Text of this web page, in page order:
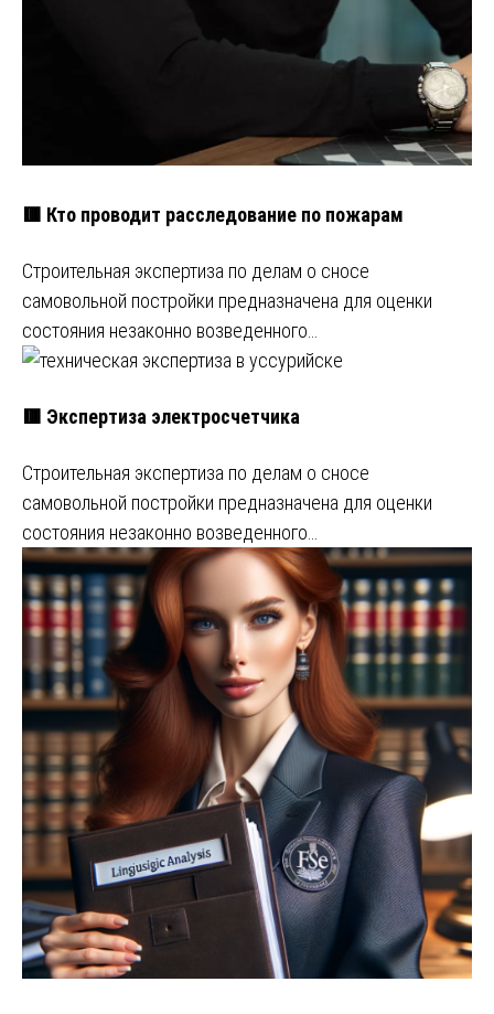
🟥 Кто проводит расследование по пожарам
Строительная экспертиза по делам о сносе
самовольной постройки предназначена для оценки
состояния незаконно возведенного…
🟥 Экспертиза электросчетчика
Строительная экспертиза по делам о сносе
самовольной постройки предназначена для оценки
состояния незаконно возведенного…